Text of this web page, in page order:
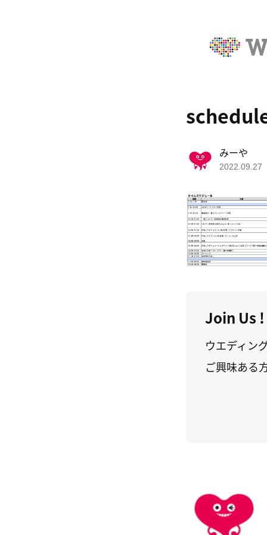
みーや
2022.09.27
Join Us !
ウエディン
ご興味ある